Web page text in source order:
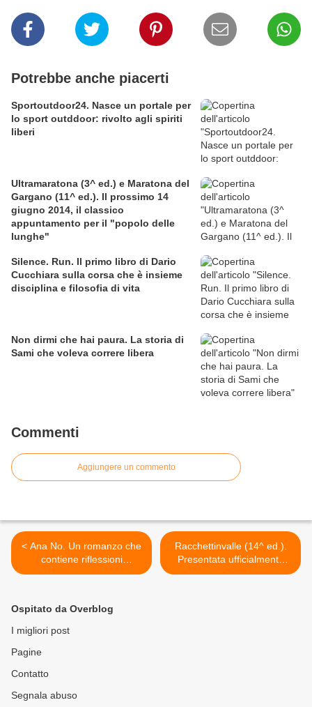
Potrebbe anche piacerti
Sportoutdoor24. Nasce un portale per
lo sport outddoor: rivolto agli spiriti
liberi
Ultramaratona (3^ ed.) e Maratona del
Gargano (11^ ed.). Il prossimo 14
giugno 2014, il classico
appuntamento per il "popolo delle
lunghe"
Silence. Run. Il primo libro di Dario
Cucchiara sulla corsa che è insieme
disciplina e filosofia di vita
Non dirmi che hai paura. La storia di
Sami che voleva correre libera
Commenti
Aggiungere un commento
< Ana No. Un romanzo che
contiene riflessioni
fondamentali per i praticanti
Racchettinvalle (14^ ed.).
Presentata ufficialmente
l'edizione 2014: un
Ospitato da Overblog
I migliori post
Pagine
Contatto
Segnala abuso